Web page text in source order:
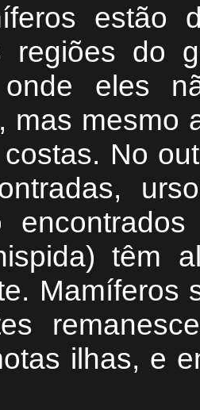
estão
regiões do
onde eles
mas mesmo
No
têm
Mamíferos
ilhas, e